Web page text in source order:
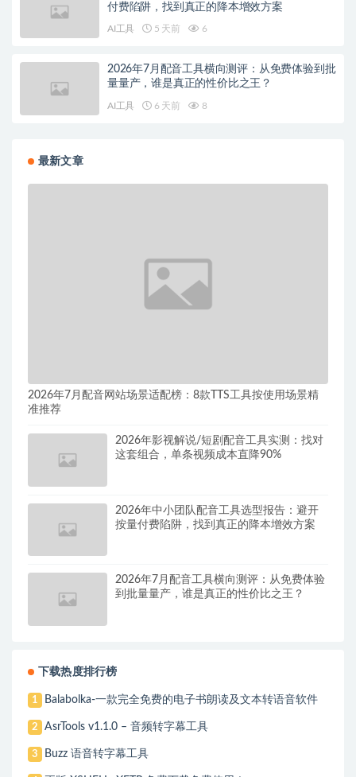
付费陷阱，找到真正的降本增效方案
AI工具 5 天前 6
2026年7月配音工具横向测评：从免费体验到批
量量产，谁是真正的性价比之王？
AI工具 6 天前 8
最新文章
2026年7月配音网站场景适配榜：8款TTS工具按使用场景精
准推荐
2026年影视解说/短剧配音工具实测：找对
这套组合，单条视频成本直降90%
2026年中小团队配音工具选型报告：避开
按量付费陷阱，找到真正的降本增效方案
2026年7月配音工具横向测评：从免费体验
到批量量产，谁是真正的性价比之王？
下载热度排行榜
1 Balabolka-一款完全免费的电子书朗读及文本转语音软件
2 AsrTools v1.1.0 – 音频转字幕工具
3 Buzz 语音转字幕工具